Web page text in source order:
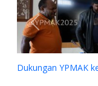
Dukungan YPMAK
Previous